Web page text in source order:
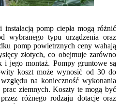
pomp ciepła mogą różnić
wybranego typu urządzenia oraz
pomp powietrznych ceny wahają
złotych, co obejmuje zarówno
i jego montaż. Pompy gruntowe są
koszt może wynosić od 30 do
na konieczność wykonania
ziemnych. Koszty te mogą być
różnego rodzaju dotacje oraz